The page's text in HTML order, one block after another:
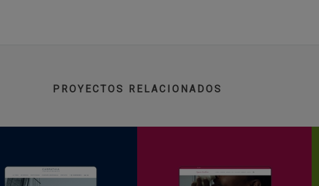
PROYECTOS RELACIONADOS